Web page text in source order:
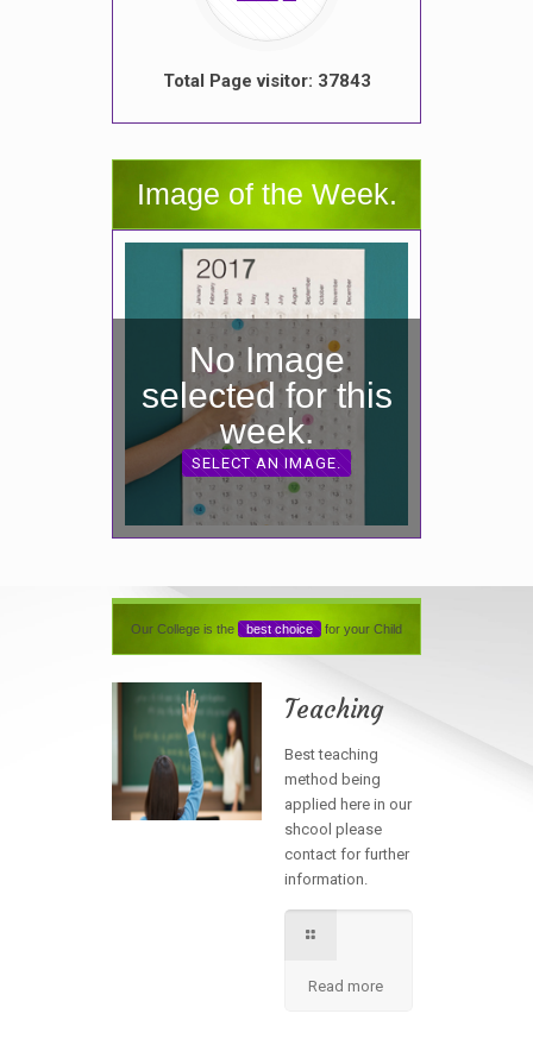
Total Page visitor: 37843
Image of the Week.
No Image
selected for this
week.
SELECT AN IMAGE.
Our College is the best choice for your Child
Teaching
Best teaching
method being
applied here in our
shcool please
contact for further
information.
Read more